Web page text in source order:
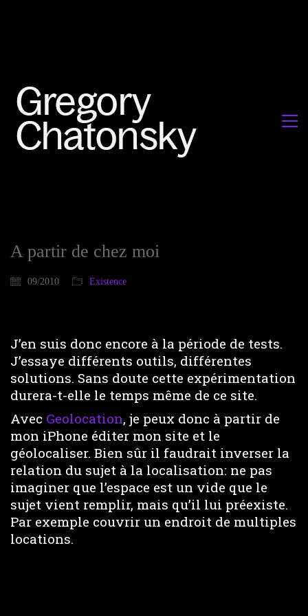
A partir de chez moi
09/2010 Existence
J’en suis donc encore à la période de tests.
J’essaye différents outils, différentes
solutions. Sans doute cette expérimentation
durera-t-elle le temps même de ce site.
Avec Geolocation, je peux donc à partir de
mon iPhone éditer mon site et le
géolocaliser. Bien sûr il faudrait inverser la
relation du sujet à la localisation: ne pas
imaginer que l’espace est un vide que le
sujet vient remplir, mais qu’il lui préexiste.
Par exemple couvrir un endroit de multiples
locations.